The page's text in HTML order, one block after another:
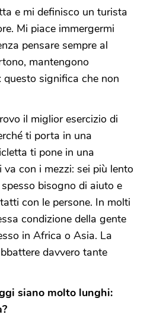
e mi definisco un turista
Mi piace immergermi
pensare sempre al
mantengono
questo significa che non
il miglior esercizio di
ti porta in una
ti pone in una
con i mezzi: sei più lento
bisogno di aiuto e
con le persone. In molti
condizione della gente
in Africa o Asia. La
davvero tante
siano molto lunghi: